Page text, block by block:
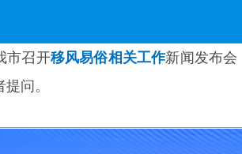
市召开移风易俗相关工作新闻发布会
问。